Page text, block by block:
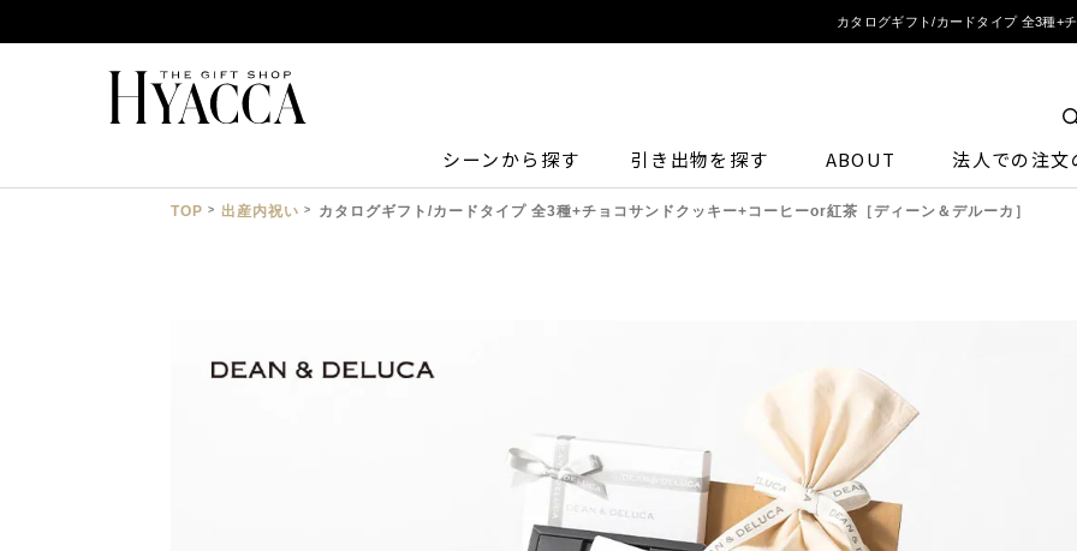
カタログギフト/カードタイプ 全3種+
シーンから探す 引き出物を探す ABOUT 法人での注文
TOP 出産内祝い カタログギフト/カードタイプ 全3種+チョコサンドクッキー+コーヒーor紅茶［ディーン＆デルーカ］